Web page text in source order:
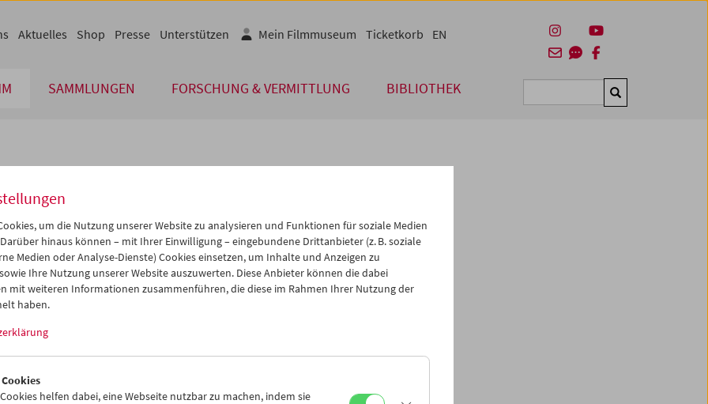
SAMMLUNGEN FORSCHUNG & VERMITTLUNG BIBLIOTHEK Suchen
Aktuelles Shop Presse Unterstützen Mein Filmmuseum Ticketkorb EN
Aug 2027 >>
Mi Do Fr Sa So
28 29 30 31
01
04 05 06 07
08
11 12
18 19
01
iCalender
Programmheft-PDF
English language or subtitles
um die Nutzung unserer Website zu analysieren und Funktionen für soziale Medien
hinaus können – mit Ihrer Einwilligung – eingebundene Drittanbieter (z. B. soziale
Medien oder Analyse-Dienste) Cookies einsetzen, um Inhalte und Anzeigen zu
Ihre Nutzung unserer Website auszuwerten. Diese Anbieter können die dabei
mit weiteren Informationen zusammenführen, die diese im Rahmen Ihrer Nutzung der
haben.
helfen dabei, eine Webseite nutzbar zu machen, indem sie